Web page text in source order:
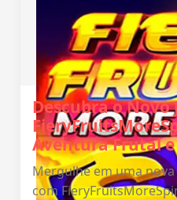
Descubra o Novo
Aventura Frutal
Mergulhe em uma
com